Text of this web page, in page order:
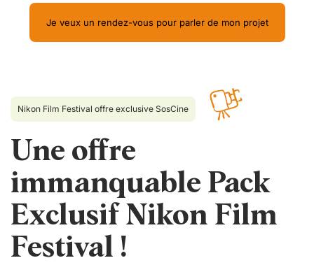
Je veux un rendez-vous pour parler de mon projet
Nikon Film Festival offre exclusive SosCine
Une offre
immanquable Pack
Exclusif Nikon Film
Festival !